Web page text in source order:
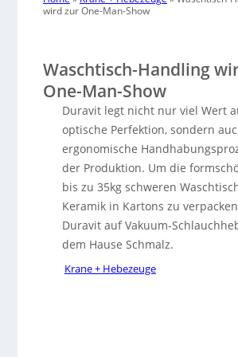
wird zur One-Man-Show
Waschtisch-Handling
One-Man-Show
Duravit legt nicht nur viel Wert
optische Perfektion, sondern
ergonomische
der Produktion. Um die
bis zu 35kg schweren
Keramik in Kartons zu
Duravit auf Vakuum-
dem Hause Schmalz.
Krane + Hebezeuge